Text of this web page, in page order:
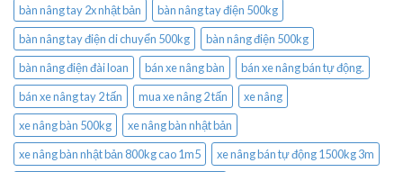
bàn nâng tay 2x nhật bản
bàn nâng tay điện 500kg
bàn nâng tay điện di chuyển 500kg
bàn nâng điện 500kg
bàn nâng điện đài loan
bán xe nâng bàn
bán xe nâng bán tự động.
bán xe nâng tay 2 tấn
mua xe nâng 2 tấn
xe nâng
xe nâng bàn 500kg
xe nâng bàn nhật bản
xe nâng bàn nhật bản 800kg cao 1m5
xe nâng bán tự động 1500kg 3m